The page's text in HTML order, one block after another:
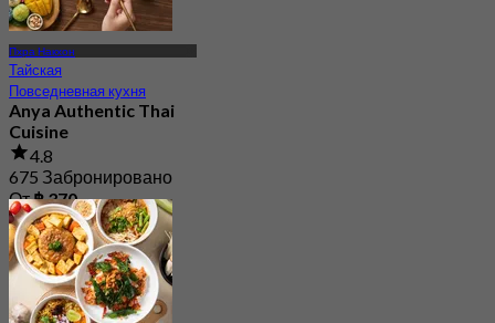
Пхра Накхон
Тайская
Повседневная кухня
Anya Authentic Thai
Cuisine
4.8
675 Забронировано
От฿ 370